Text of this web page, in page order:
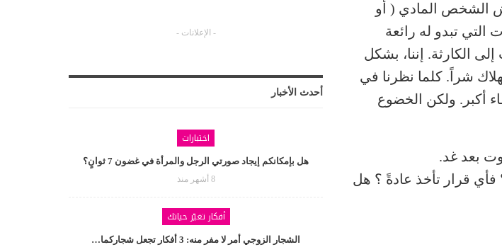
الشخص المادي ( أو
تبدو له رائعة
الكارثة. إننا، بشكل
شراً. كلما نظرنا في
أكبر. ولكن الخضوع
بعد غد.
فأي قرار تأخذ عادةً ؟ هل
- الإعلانات -
أحدث الأخبار
اختبارات
هل بإمكانكم إيجاد صورتي الرجل والمرأة في غضون 7 ثوانٍ؟
8 أشهر منذ
أفكار تغيّر حياتك
الشجار الزوجي أمر لا مفر منه: 3 أفكار تجعل شجاركما…